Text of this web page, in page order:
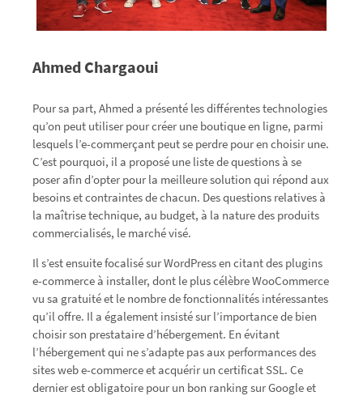
Ahmed Chargaoui
Pour sa part, Ahmed a présenté les différentes technologies
qu’on peut utiliser pour créer une boutique en ligne, parmi
lesquels l’e-commerçant peut se perdre pour en choisir une.
C’est pourquoi, il a proposé une liste de questions à se
poser afin d’opter pour la meilleure solution qui répond aux
besoins et contraintes de chacun. Des questions relatives à
la maîtrise technique, au budget, à la nature des produits
commercialisés, le marché visé.
Il s’est ensuite focalisé sur WordPress en citant des plugins
e-commerce à installer, dont le plus célèbre WooCommerce
vu sa gratuité et le nombre de fonctionnalités intéressantes
qu’il offre. Il a également insisté sur l’importance de bien
choisir son prestataire d’hébergement. En évitant
l’hébergement qui ne s’adapte pas aux performances des
sites web e-commerce et acquérir un certificat SSL. Ce
dernier est obligatoire pour un bon ranking sur Google et